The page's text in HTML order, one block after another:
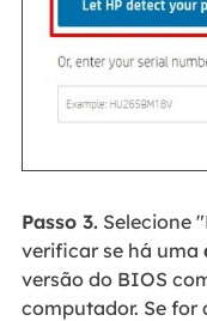
Passo 3.Selecione
verificar se há uma
versão do BIOS
computador. Se for